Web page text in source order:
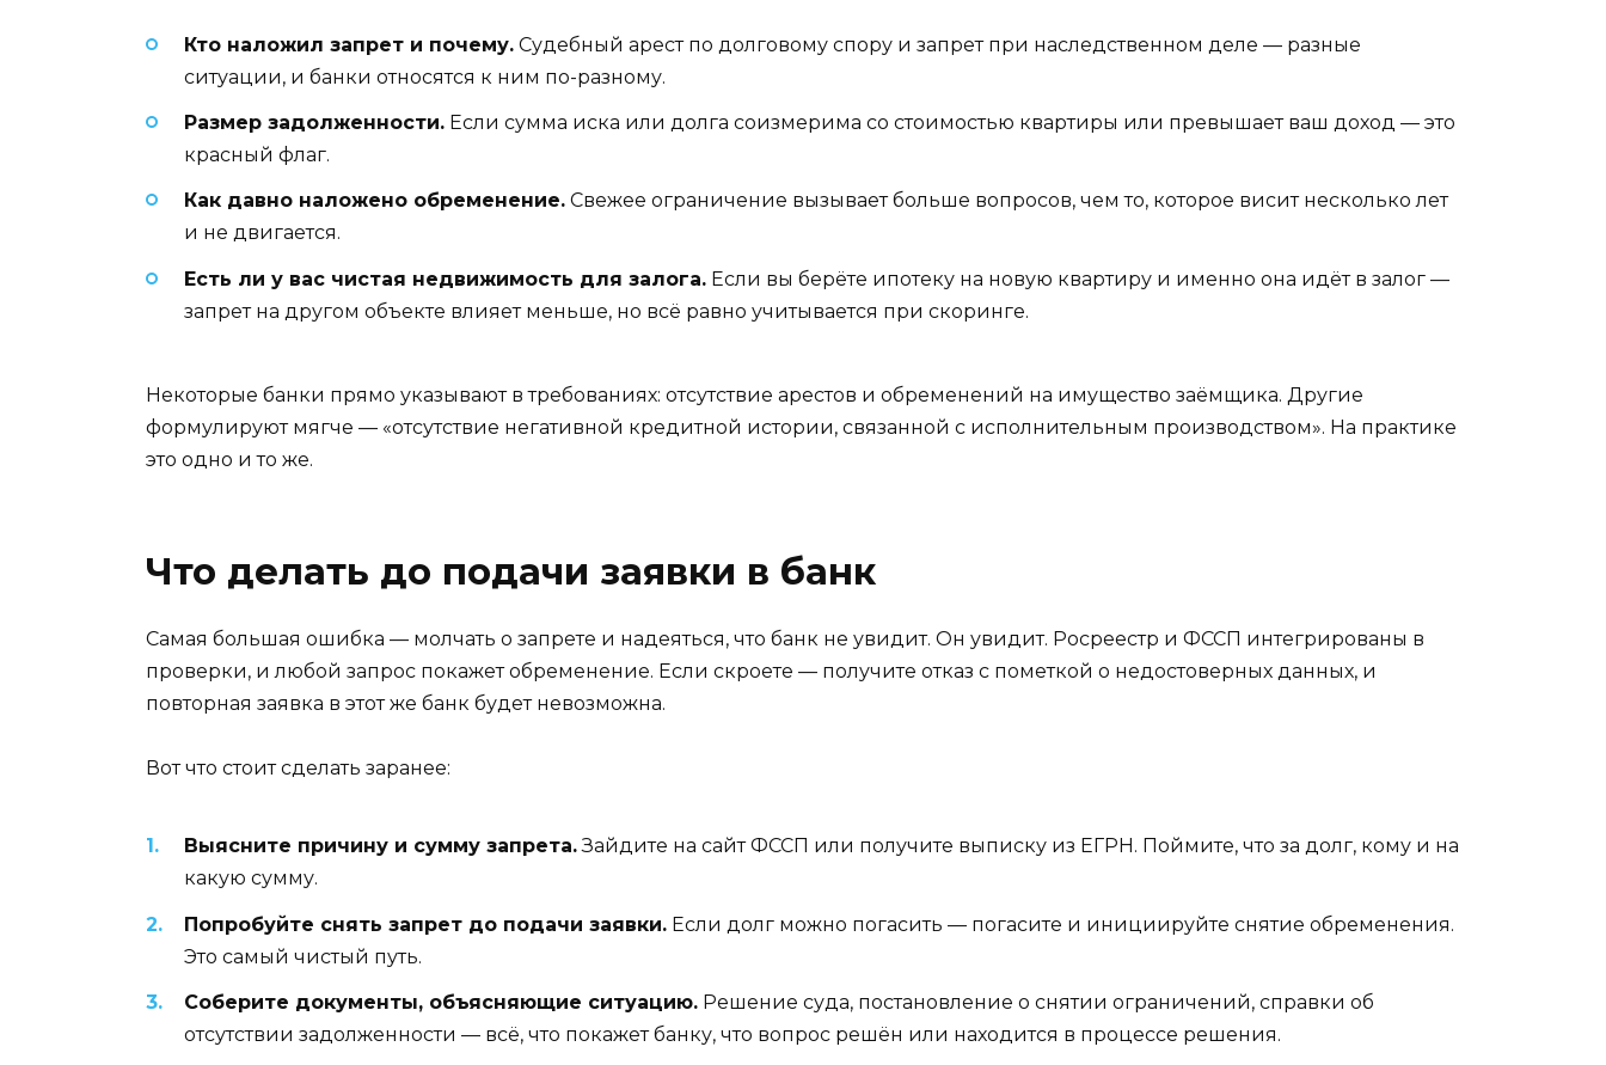
Кто наложил запрет и почему. Судебный арест по долговому спору и запрет при наследственном деле — разные
ситуации, и банки относятся к ним по-разному.
Размер задолженности. Если сумма иска или долга соизмерима со стоимостью квартиры или превышает ваш доход — это
красный флаг.
Как давно наложено обременение. Свежее ограничение вызывает больше вопросов, чем то, которое висит несколько лет
и не двигается.
Есть ли у вас чистая недвижимость для залога. Если вы берёте ипотеку на новую квартиру и именно она идёт в залог —
запрет на другом объекте влияет меньше, но всё равно учитывается при скоринге.
Некоторые банки прямо указывают в требованиях: отсутствие арестов и обременений на имущество заёмщика. Другие
формулируют мягче — «отсутствие негативной кредитной истории, связанной с исполнительным производством». На практике
это одно и то же.
Что делать до подачи заявки в банк
Самая большая ошибка — молчать о запрете и надеяться, что банк не увидит. Он увидит. Росреестр и ФССП интегрированы в
проверки, и любой запрос покажет обременение. Если скроете — получите отказ с пометкой о недостоверных данных, и
повторная заявка в этот же банк будет невозможна.
Вот что стоит сделать заранее:
Выясните причину и сумму запрета.Зайдите на сайт ФССП или получите выписку из ЕГРН. Поймите, что за долг, кому и на
какую сумму.
Попробуйте снять запрет до подачи заявки. Если долг можно погасить — погасите и инициируйте снятие обременения.
Это самый чистый путь.
Соберите документы, объясняющие ситуацию. Решение суда, постановление о снятии ограничений, справки об
отсутствии задолженности — всё, что покажет банку, что вопрос решён или находится в процессе решения.